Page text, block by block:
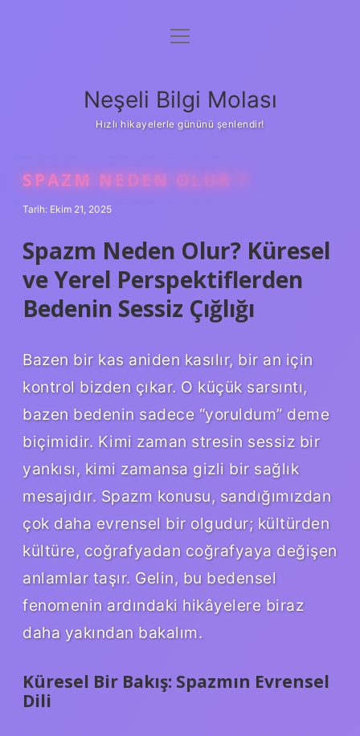
Anasayfa
Yasal Uyarı
menüyü
Neşeli Bilgi Molası
Hızlı hikayelerle gününü şenlendir!
SPAZM NEDEN OLUR ?
Tarih: Ekim 21, 2025
Spazm Neden Olur? Küresel
ve Yerel Perspektiflerden
Bedenin Sessiz Çığlığı
Bazen bir kas aniden kasılır, bir an için
kontrol bizden çıkar. O küçük sarsıntı,
bazen bedenin sadece “yoruldum” deme
biçimidir. Kimi zaman stresin sessiz bir
yankısı, kimi zamansa gizli bir sağlık
mesajıdır. Spazm konusu, sandığımızdan
çok daha evrensel bir olgudur; kültürden
kültüre, coğrafyadan coğrafyaya değişen
anlamlar taşır. Gelin, bu bedensel
fenomenin ardındaki hikâyelere biraz
daha yakından bakalım.
Küresel Bir Bakış: Spazmın Evrensel
Dili